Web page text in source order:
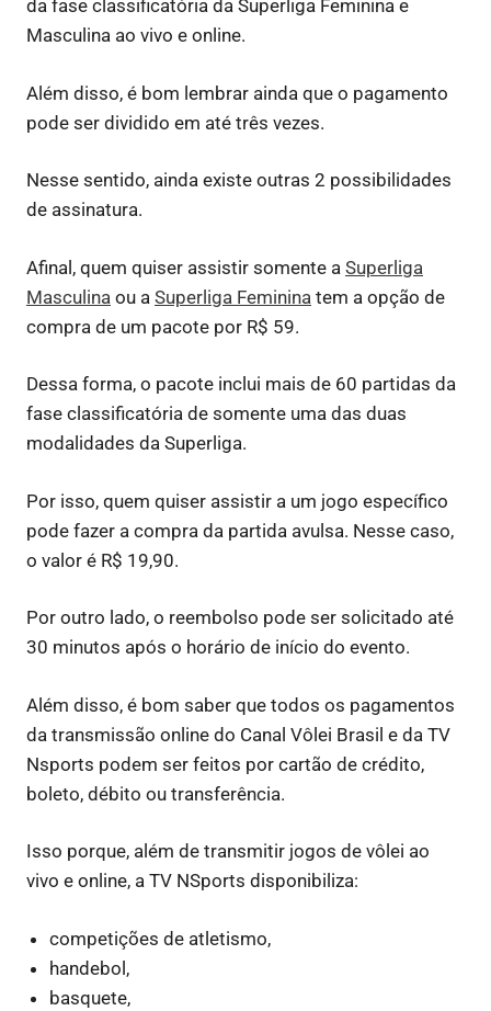
da fase classificatória da Superliga Feminina e
Masculina ao vivo e online.
Além disso, é bom lembrar ainda que o pagamento
pode ser dividido em até três vezes.
Nesse sentido, ainda existe outras 2 possibilidades
de assinatura.
Afinal, quem quiser assistir somente a Superliga
Masculina ou a Superliga Feminina tem a opção de
compra de um pacote por R$ 59.
Dessa forma, o pacote inclui mais de 60 partidas da
fase classificatória de somente uma das duas
modalidades da Superliga.
Por isso, quem quiser assistir a um jogo específico
pode fazer a compra da partida avulsa. Nesse caso,
o valor é R$ 19,90.
Por outro lado, o reembolso pode ser solicitado até
30 minutos após o horário de início do evento.
Além disso, é bom saber que todos os pagamentos
da transmissão online do Canal Vôlei Brasil e da TV
Nsports podem ser feitos por cartão de crédito,
boleto, débito ou transferência.
Isso porque, além de transmitir jogos de vôlei ao
vivo e online, a TV NSports disponibiliza:
competições de atletismo,
handebol,
basquete,